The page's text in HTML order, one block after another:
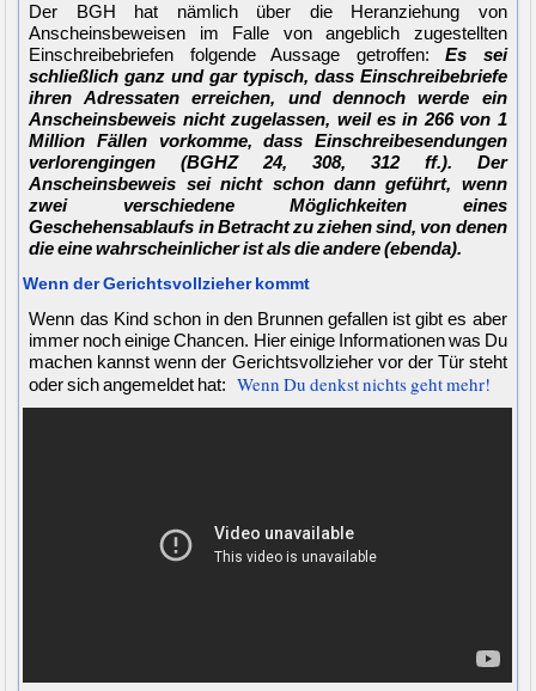
Der BGH hat nämlich über die Heranziehung von
Anscheinsbeweisen im Falle von angeblich zugestellten
Einschreibebriefen folgende Aussage getroffen:Es sei
schließlich ganz und gar typisch, dass Einschreibebriefe
ihren Adressaten erreichen, und dennoch werde ein
Anscheinsbeweis nicht zugelassen, weil es in 266 von 1
Million Fällen vorkomme, dass Einschreibesendungen
verlorengingen (BGHZ 24, 308, 312 ff.). Der
Anscheinsbeweis sei nicht schon dann geführt, wenn
zwei verschiedene Möglichkeiten eines
Geschehensablaufs in Betracht zu ziehen sind, von denen
die eine wahrscheinlicher ist als die andere (ebenda).
Wenn der Gerichtsvollzieher kommt
Wenn das Kind schon in den Brunnen gefallen ist gibt es aber
immer noch einige Chancen. Hier einige Informationen was Du
machen kannst wenn der Gerichtsvollzieher vor der Tür steht
oder sich angemeldet hat:Wenn Du denkst nichts geht mehr!